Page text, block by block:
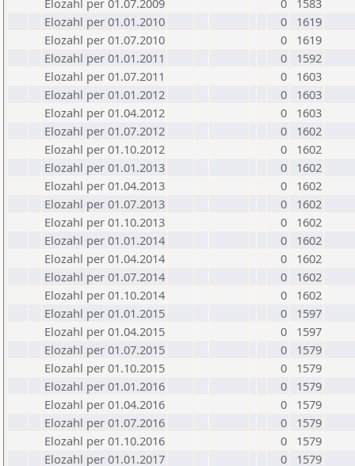
Elozahl per 01.07.2009
0
1583
Elozahl per 01.01.2010
0
1619
Elozahl per 01.07.2010
0
1619
Elozahl per 01.01.2011
0
1592
Elozahl per 01.07.2011
0
1603
Elozahl per 01.01.2012
0
1603
Elozahl per 01.04.2012
0
1603
Elozahl per 01.07.2012
0
1602
Elozahl per 01.10.2012
0
1602
Elozahl per 01.01.2013
0
1602
Elozahl per 01.04.2013
0
1602
Elozahl per 01.07.2013
0
1602
Elozahl per 01.10.2013
0
1602
Elozahl per 01.01.2014
0
1602
Elozahl per 01.04.2014
0
1602
Elozahl per 01.07.2014
0
1602
Elozahl per 01.10.2014
0
1602
Elozahl per 01.01.2015
0
1597
Elozahl per 01.04.2015
0
1597
Elozahl per 01.07.2015
0
1579
Elozahl per 01.10.2015
0
1579
Elozahl per 01.01.2016
0
1579
Elozahl per 01.04.2016
0
1579
Elozahl per 01.07.2016
0
1579
Elozahl per 01.10.2016
0
1579
Elozahl per 01.01.2017
0
1579